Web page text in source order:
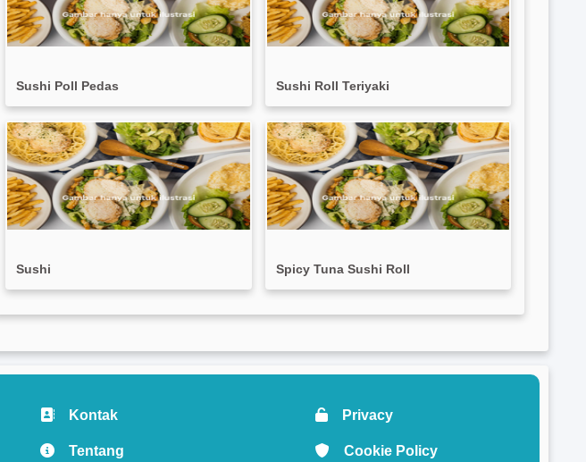
Sushi Poll Pedas Sushi Roll Teriyaki
Sushi Spicy Tuna Sushi Roll
Kontak
Tentang
Privacy
Cookie Policy